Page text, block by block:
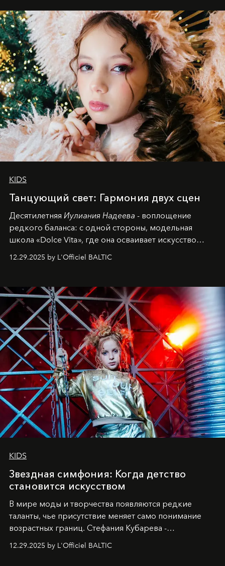
KIDS
Танцующий свет: Гармония двух сцен
Десятилетняя Иулиания Надеева - воплощение
редкого баланса: с одной стороны, модельная
школа «Dolce Vita», где она осваивает искусство
позы и образа, с другой - подготовительная
балетная студия при хореографическом училище,
танцевального пути за плечами.
12.29.2025 by L'Officiel BALTIC
KIDS
Звездная симфония: Когда детство
становится искусством
В мире моды и творчества появляются редкие
таланты, чье присутствие меняет само понимание
возрастных границ. Стефания Кубарева -
десятилетняя обладательница невероятной
харизмы, чье имя уже украшает обложки
12.29.2025 by L'Officiel BALTIC